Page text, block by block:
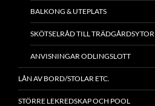
BALKONG & UTEPLATS
SKÖTSELRÅD TILL TRÄDGÅRDSYTOR
ANVISNINGAR ODLINGSLOTT
LÅN AV BORD/STOLAR ETC.
STÖRRE LEKREDSKAP OCH POOL